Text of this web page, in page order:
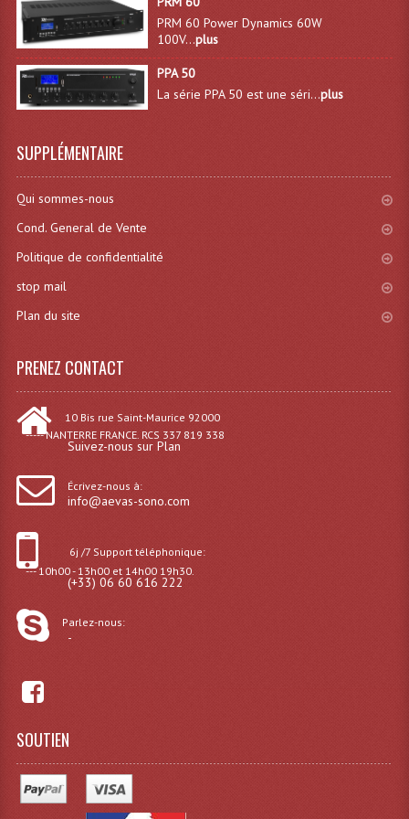
Machines À Brouillard
Lanceur De Flammes Et Cartouche De Gaz
Machine À Etincelles Froides
Machines À Effet Brouillard
Machines À Fumée Lourde
Liquides À Fumée
Les Occasions
TARIF ET CATALOGUE DE LOCATION
PRM 60 Power Dynamics 60W
100V...plus
PPA 50
La série PPA 50 est une séri...plus
SUPPLÉMENTAIRE
Qui sommes-nous
Cond. General de Vente
Politique de confidentialité
stop mail
Plan du site
PRENEZ CONTACT
10 Bis rue Saint-Maurice 92000
----- NANTERRE FRANCE. RCS 337 819 338
Suivez-nous sur Plan
Écrivez-nous à:
info@aevas-sono.com
6j /7 Support téléphonique:
--- 10h00 - 13h00 et 14h00 19h30.
(+33) 06 60 616 222
Parlez-nous:
-
SOUTIEN